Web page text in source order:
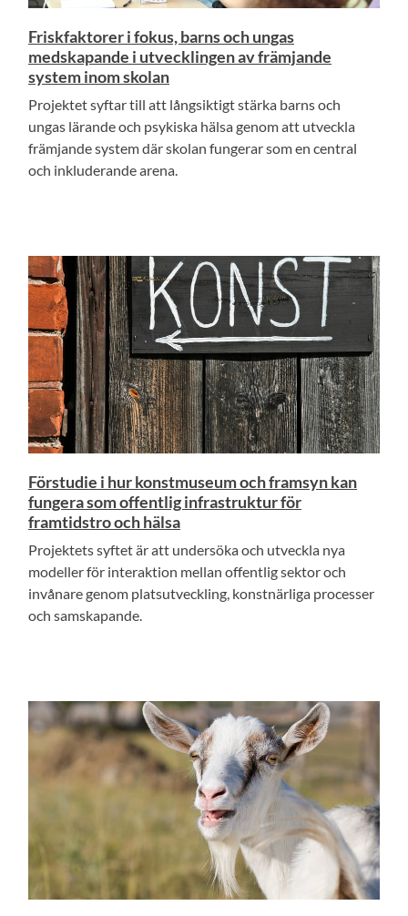
Friskfaktorer i fokus, barns och ungas
medskapande i utvecklingen av främjande
system inom skolan
Projektet syftar till att långsiktigt stärka barns och
ungas lärande och psykiska hälsa genom att utveckla
främjande system där skolan fungerar som en central
och inkluderande arena.
Förstudie i hur konstmuseum och framsyn kan
fungera som offentlig infrastruktur för
framtidstro och hälsa
Projektets syftet är att undersöka och utveckla nya
modeller för interaktion mellan offentlig sektor och
invånare genom platsutveckling, konstnärliga processer
och samskapande.